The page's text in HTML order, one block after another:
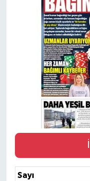
Sayı
Siyaset
Spor